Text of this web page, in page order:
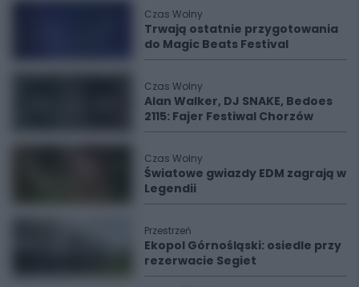
Czas Wolny
Trwają ostatnie przygotowania
do Magic Beats Festival
Czas Wolny
Alan Walker, DJ SNAKE, Bedoes
2115: Fajer Festiwal Chorzów
Czas Wolny
Światowe gwiazdy EDM zagrają w
Legendii
Przestrzeń
Ekopol Górnośląski: osiedle przy
rezerwacie Segiet